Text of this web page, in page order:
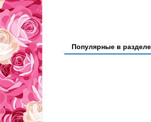
Популярные в разделе